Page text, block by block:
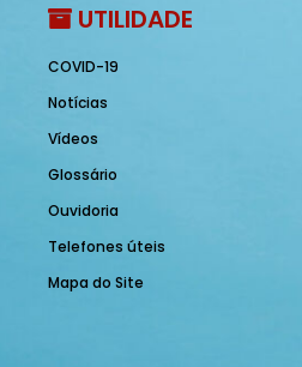
UTILIDADE
COVID-19
Notícias
Vídeos
Glossário
Ouvidoria
Telefones úteis
Mapa do Site